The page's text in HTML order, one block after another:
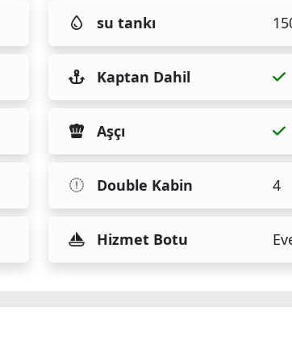
su tankı
Kaptan Dahil
Aşçı
Double Kabin 4
Hizmet Botu